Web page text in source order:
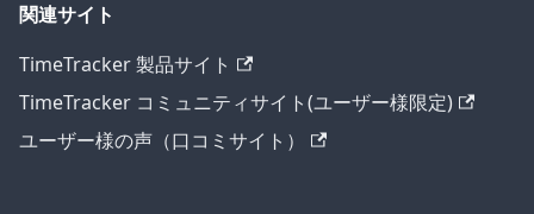
関連サイト
TimeTracker 製品サイト
TimeTracker コミュニティサイト(ユーザー様限定)
ユーザー様の声（口コミサイト）